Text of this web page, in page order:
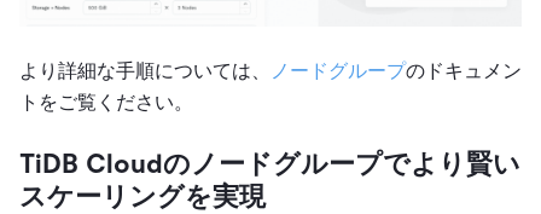
より詳細な手順については、 ノードグループのドキュメン
トをご覧ください。
TiDB Cloudのノードグループでより賢い
スケーリングを実現